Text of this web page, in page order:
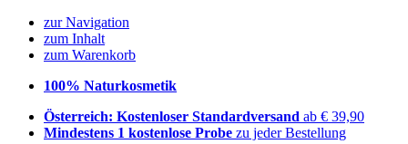
zur Navigation
zum Inhalt
zum Warenkorb
100% Naturkosmetik
Österreich: Kostenloser Standardversand ab € 39,90
Mindestens 1 kostenlose Probe zu jeder Bestellung